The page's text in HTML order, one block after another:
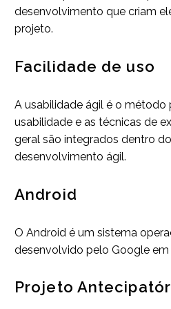
desenvolvimento que criam
projeto.
Facilidade de uso
A usabilidade ágil é o
usabilidade e as técnicas de
geral são integrados dentro
desenvolvimento ágil.
Android
O Android é um sistema
desenvolvido pelo Google
Projeto